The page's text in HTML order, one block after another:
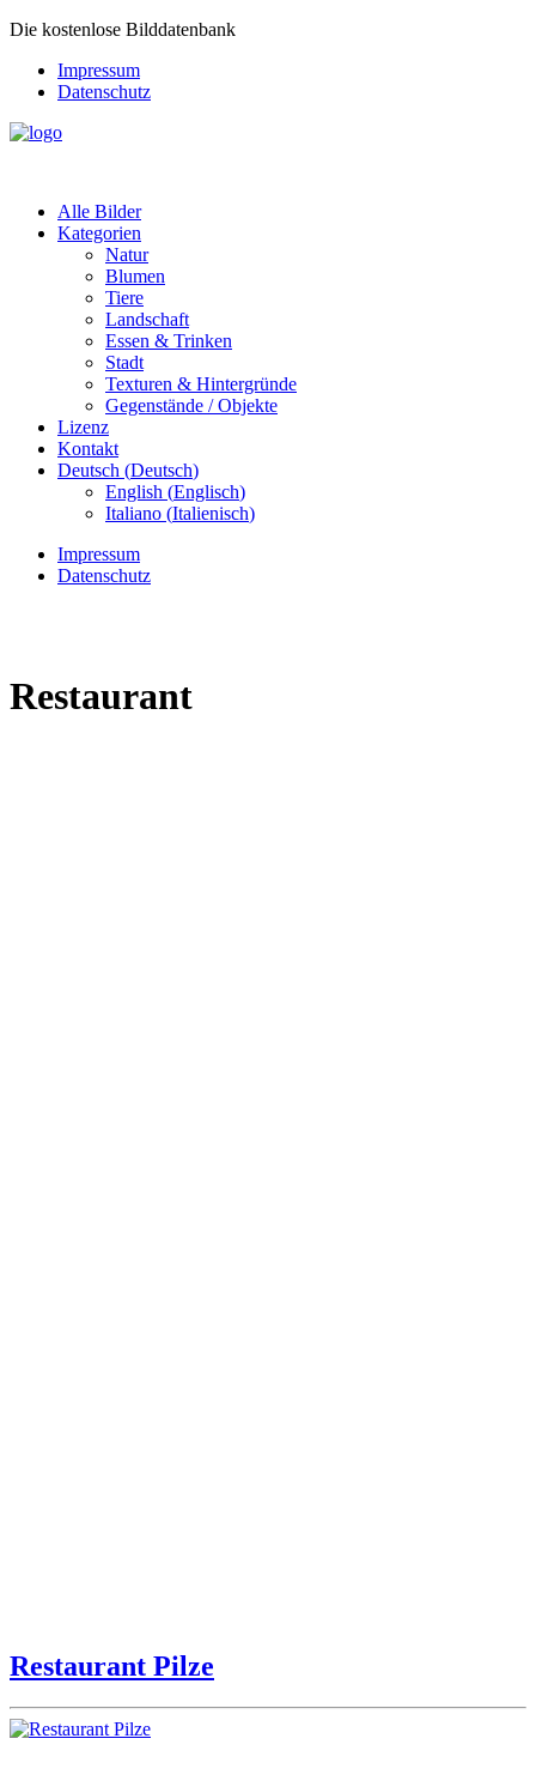
Die kostenlose Bilddatenbank
Impressum
Datenschutz
Alle Bilder
Kategorien
Natur
Blumen
Tiere
Landschaft
Essen & Trinken
Stadt
Texturen & Hintergründe
Gegenstände / Objekte
Lizenz
Kontakt
Deutsch (Deutsch)
English (Englisch)
Italiano (Italienisch)
Impressum
Datenschutz
Restaurant
Restaurant Pilze